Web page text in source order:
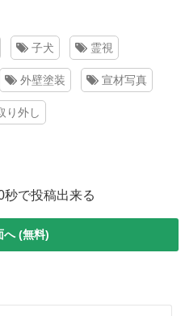
子犬 霊視
外壁塗装 宣材写真
り外し
で投稿出来る
へ (無料)